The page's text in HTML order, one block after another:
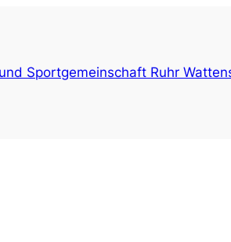
Sportgemeinschaft Ruhr